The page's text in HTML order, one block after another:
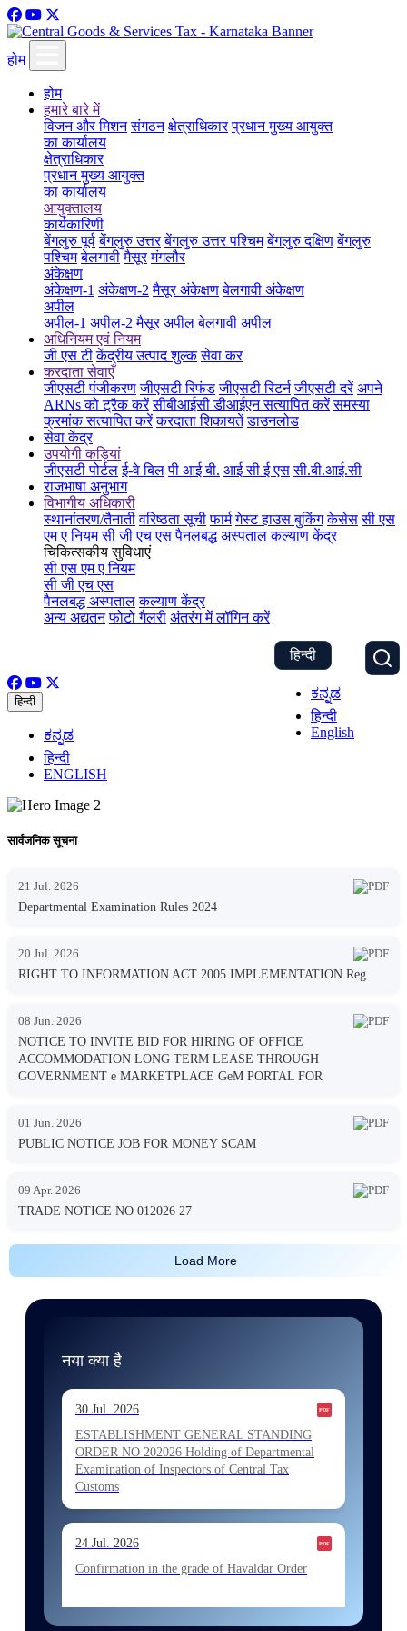
होम
होम
हमारे बारे में
विजन और मिशन संगठन क्षेत्राधिकार प्रधान मुख्य आयुक्त
का कार्यालय
क्षेत्राधिकार
प्रधान मुख्य आयुक्त
का कार्यालय
आयुक्तालय
कार्यकारिणी
बेंगलुरु पूर्व बेंगलुरु उत्तर बेंगलुरु उत्तर पश्चिम बेंगलुरु दक्षिण बेंगलुरु
पश्चिम बेलगावी मैसूर मंगलौर
अंकेक्षण
अंकेक्षण-1 अंकेक्षण-2 मैसूर अंकेक्षण बेलगावी अंकेक्षण
अपील
अपील-1 अपील-2 मैसूर अपील बेलगावी अपील
अधिनियम एवं नियम
जी एस टी केंद्रीय उत्पाद शुल्क सेवा कर
करदाता सेवाएँ
जीएसटी पंजीकरण जीएसटी रिफंड जीएसटी रिटर्न जीएसटी दरें अपने
ARNs को ट्रैक करें सीबीआईसी डीआईएन सत्यापित करें समस्या
क्रमांक सत्यापित करें करदाता शिकायतें डाउनलोड
सेवा केंद्र
उपयोगी कड़ियां
जीएसटी पोर्टल ई-वे बिल पी आई बी. आई सी ई एस सी.बी.आई.सी
राजभाषा अनुभाग
विभागीय अधिकारी
स्थानांतरण/तैनाती वरिष्ठता सूची फार्म गेस्ट हाउस बुकिंग केसेस सी एस
एम ए नियम सी जी एच एस पैनलबद्ध अस्पताल कल्याण केंद्र
चिकित्सकीय सुविधाएं
सी एस एम ए नियम
सी जी एच एस
पैनलबद्ध अस्पताल कल्याण केंद्र
अन्य अद्यतन फोटो गैलरी अंतरंग में लॉगिन करें
हिन्दी
ಕನ್ನಡ
हिन्दी
English
हिन्दी
ಕನ್ನಡ
हिन्दी
ENGLISH
सार्वजनिक सूचना
21 Jul. 2026
Departmental Examination Rules 2024
20 Jul. 2026
RIGHT TO INFORMATION ACT 2005 IMPLEMENTATION Reg
08 Jun. 2026
NOTICE TO INVITE BID FOR HIRING OF OFFICE
ACCOMMODATION LONG TERM LEASE THROUGH
GOVERNMENT e MARKETPLACE GeM PORTAL FOR
01 Jun. 2026
PUBLIC NOTICE JOB FOR MONEY SCAM
09 Apr. 2026
TRADE NOTICE NO 012026 27
Load More
नया क्या है
30 Jul. 2026
ESTABLISHMENT GENERAL STANDING
ORDER NO 202026 Holding of Departmental
Examination of Inspectors of Central Tax
Customs
24 Jul. 2026
Confirmation in the grade of Havaldar Order